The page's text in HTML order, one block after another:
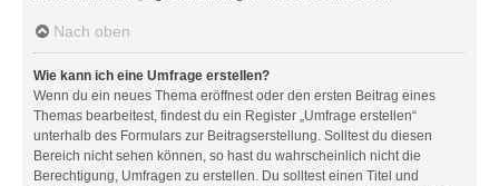
Nach oben
Wie kann ich eine Umfrage erstellen?
Wenn du ein neues Thema eröffnest oder den ersten Beitrag eines
Themas bearbeitest, findest du ein Register „Umfrage erstellen“
unterhalb des Formulars zur Beitragserstellung. Solltest du diesen
Bereich nicht sehen können, so hast du wahrscheinlich nicht die
Berechtigung, Umfragen zu erstellen. Du solltest einen Titel und